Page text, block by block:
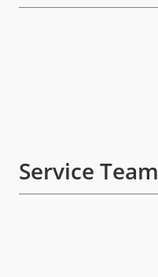
Service Team